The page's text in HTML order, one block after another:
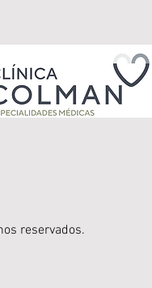
Gómez CÁDIZ / IBIZA
reservados.